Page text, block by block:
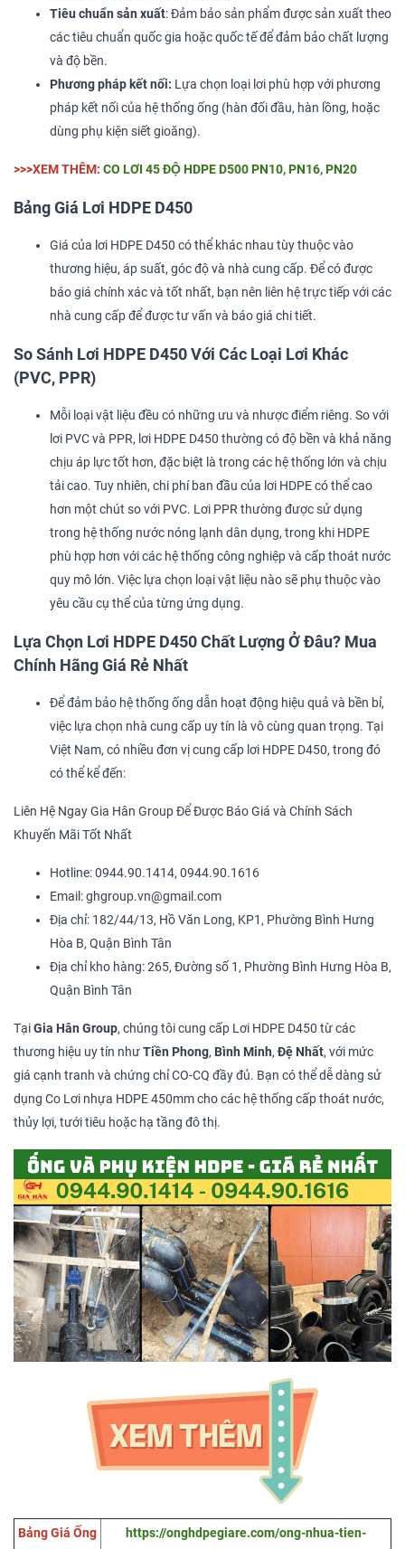
Tiêu chuẩn sản xuất: Đảm bảo sản phẩm được sản xuất theo
các tiêu chuẩn quốc gia hoặc quốc tế để đảm bảo chất lượng
và độ bền.
Phương pháp kết nối: Lựa chọn loại lơi phù hợp với phương
pháp kết nối của hệ thống ống (hàn đối đầu, hàn lồng, hoặc
dùng phụ kiện siết gioăng).
>>>XEM THÊM: CO LƠI 45 ĐỘ HDPE D500 PN10, PN16, PN20
Bảng Giá Lơi HDPE D450
Giá của lơi HDPE D450 có thể khác nhau tùy thuộc vào
thương hiệu, áp suất, góc độ và nhà cung cấp. Để có được
báo giá chính xác và tốt nhất, bạn nên liên hệ trực tiếp với các
nhà cung cấp để được tư vấn và báo giá chi tiết.
So Sánh Lơi HDPE D450 Với Các Loại Lơi Khác
(PVC, PPR)
Mỗi loại vật liệu đều có những ưu và nhược điểm riêng. So với
lơi PVC và PPR, lơi HDPE D450 thường có độ bền và khả năng
chịu áp lực tốt hơn, đặc biệt là trong các hệ thống lớn và chịu
tải cao. Tuy nhiên, chi phí ban đầu của lơi HDPE có thể cao
hơn một chút so với PVC. Lơi PPR thường được sử dụng
trong hệ thống nước nóng lạnh dân dụng, trong khi HDPE
phù hợp hơn với các hệ thống công nghiệp và cấp thoát nước
quy mô lớn. Việc lựa chọn loại vật liệu nào sẽ phụ thuộc vào
yêu cầu cụ thể của từng ứng dụng.
Lựa Chọn Lơi HDPE D450 Chất Lượng Ở Đâu? Mua
Chính Hãng Giá Rẻ Nhất
Để đảm bảo hệ thống ống dẫn hoạt động hiệu quả và bền bỉ,
việc lựa chọn nhà cung cấp uy tín là vô cùng quan trọng. Tại
Việt Nam, có nhiều đơn vị cung cấp lơi HDPE D450, trong đó
có thể kể đến:
Liên Hệ Ngay Gia Hân Group Để Được Báo Giá và Chính Sách
Khuyến Mãi Tốt Nhất
Hotline: 0944.90.1414, 0944.90.1616
Email: ghgroup.vn@gmail.com
Địa chỉ: 182/44/13, Hồ Văn Long, KP1, Phường Bình Hưng
Hòa B, Quận Bình Tân
Địa chỉ kho hàng: 265, Đường số 1, Phường Bình Hưng Hòa B,
Quận Bình Tân
TạiGia Hân Group, chúng tôi cung cấp Lơi HDPE D450 từ các
thương hiệu uy tín nhưTiền Phong, Bình Minh,Đệ Nhất, với mức
giá cạnh tranh và chứng chỉ CO-CQ đầy đủ. Bạn có thể dễ dàng sử
dụng Co Lơi nhựa HDPE 450mm cho các hệ thống cấp thoát nước,
thủy lợi, tưới tiêu hoặc hạ tầng đô thị.
Bảng Giá Ống https://onghdpegiare.com/ong-nhua-tien-